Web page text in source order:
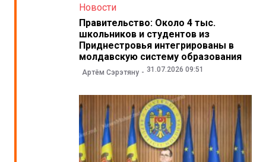
Новости
Правительство: Около 4 тыс.
школьников и студентов из
Приднестровья интегрированы в
молдавскую систему образования
Артём Сэрэтяну 31.07.2026 09:51